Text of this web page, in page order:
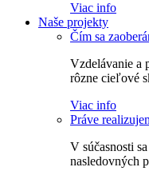
Viac info
Naše projekty
Čím sa
Vzdelávanie a
rôzne cieľové
Viac info
Práve
V súčasnosti
nasledovných